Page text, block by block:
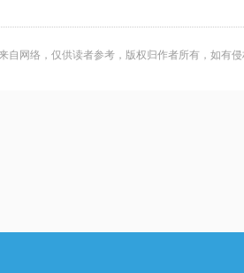
自网络，仅供读者参考，版权归作者所有，如有